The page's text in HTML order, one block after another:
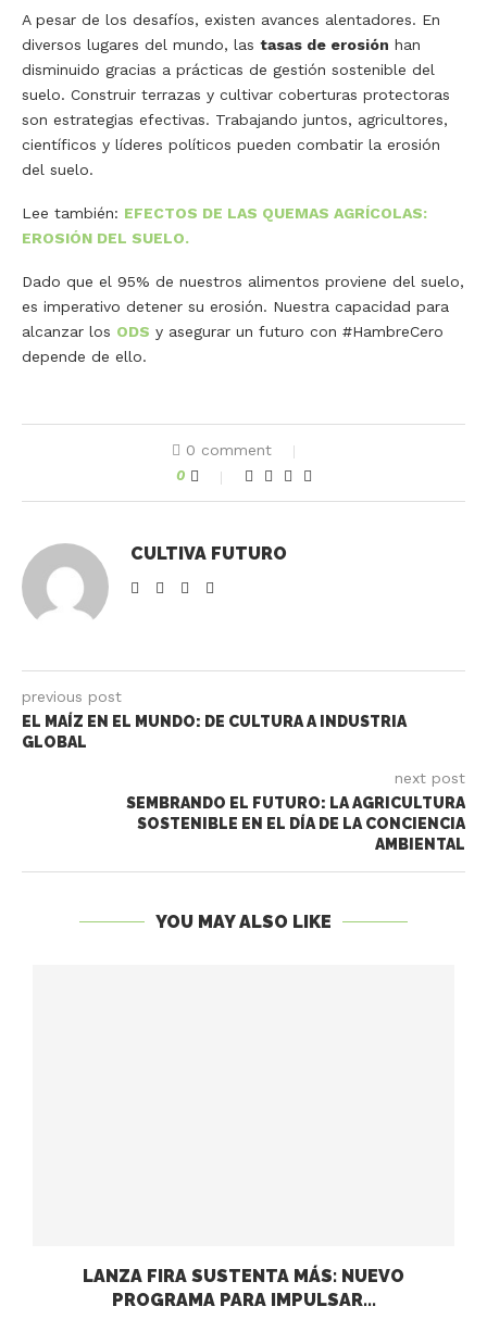
A pesar de los desafíos, existen avances alentadores. En
diversos lugares del mundo, las tasas de erosión han
disminuido gracias a prácticas de gestión sostenible del
suelo. Construir terrazas y cultivar coberturas protectoras
son estrategias efectivas. Trabajando juntos, agricultores,
científicos y líderes políticos pueden combatir la erosión
del suelo.
Lee también: EFECTOS DE LAS QUEMAS AGRÍCOLAS:
EROSIÓN DEL SUELO.
Dado que el 95% de nuestros alimentos proviene del suelo,
es imperativo detener su erosión. Nuestra capacidad para
alcanzar los ODS y asegurar un futuro con #HambreCero
depende de ello.
0 comment
0
CULTIVA FUTURO
previous post
EL MAÍZ EN EL MUNDO: DE CULTURA A INDUSTRIA
GLOBAL
next post
SEMBRANDO EL FUTURO: LA AGRICULTURA
SOSTENIBLE EN EL DÍA DE LA CONCIENCIA
AMBIENTAL
YOU MAY ALSO LIKE
LANZA FIRA SUSTENTA MÁS: NUEVO
PROGRAMA PARA IMPULSAR...